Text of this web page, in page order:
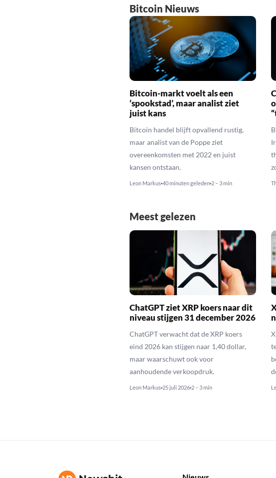
Bitcoin Nieuws
Bitcoin-markt voelt als een
‘spookstad’, maar analist ziet
juist kans
Bitcoin handel blijft opvallend rustig,
maar analist van de Poppe ziet
overeenkomsten met 2022 en juist
kansen ontstaan.
Leon Markus 40 minuten geleden 2 – 3 min
Meest gelezen
ChatGPT ziet XRP koers naar dit
niveau stijgen 31 december 2026
ChatGPT verwacht dat de XRP koers
eind 2026 kan stijgen naar 1,40 dollar,
maar waarschuwt ook voor
aanhoudende verkoopdruk.
Leon Markus 25 juli 2026 2 – 3 min